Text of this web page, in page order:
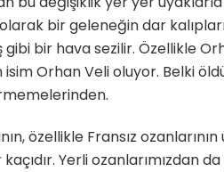
bir geleneğin dar
bir hava sezilir. Özellikle
Orhan Veli oluyor. Belki
özellikle Fransız
Yerli ozanlarımızdan